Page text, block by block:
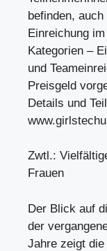
befinden, auch
Einreichung
Kategorien –
und
Preisgeld
Details und
Zwtl.:
Frauen
Der Blick auf
der
Jahre zeigt